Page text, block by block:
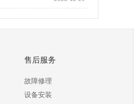
售后服务
故障修理
设备安装